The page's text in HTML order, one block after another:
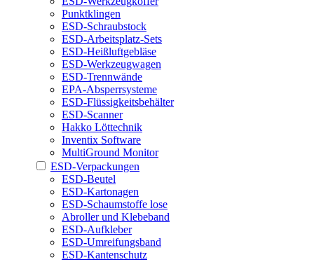
Punktklingen
ESD-Schraubstock
ESD-Arbeitsplatz-Sets
ESD-Heißluftgebläse
ESD-Werkzeugwagen
ESD-Trennwände
EPA-Absperrsysteme
ESD-Flüssigkeitsbehälter
ESD-Scanner
Hakko Löttechnik
Inventix Software
MultiGround Monitor
ESD-Verpackungen
ESD-Beutel
ESD-Kartonagen
ESD-Schaumstoffe lose
Abroller und Klebeband
ESD-Aufkleber
ESD-Umreifungsband
ESD-Kantenschutz